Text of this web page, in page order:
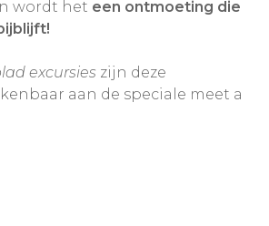
wordt het een ontmoeting die
excursies zijn deze
aan de speciale meet a